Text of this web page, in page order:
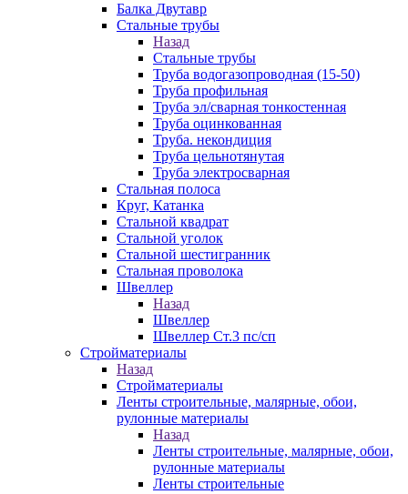
Балка Двутавр
Стальные трубы
Назад
Стальные трубы
Труба водогазопроводная (15-50)
Труба профильная
Труба эл/сварная тонкостенная
Труба оцинкованная
Труба. некондиция
Труба цельнотянутая
Труба электросварная
Стальная полоса
Круг, Катанка
Стальной квадрат
Стальной уголок
Стальной шестигранник
Стальная проволока
Швеллер
Назад
Швеллер
Швеллер Ст.3 пс/сп
Стройматериалы
Назад
Стройматериалы
Ленты строительные, малярные, обои,
рулонные материалы
Назад
Ленты строительные, малярные, обои,
рулонные материалы
Ленты строительные